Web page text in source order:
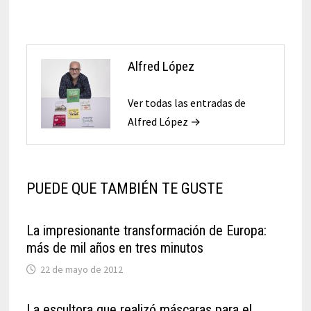
Alfred López
Ver todas las entradas de
Alfred López →
PUEDE QUE TAMBIÉN TE GUSTE
La impresionante transformación de Europa:
más de mil años en tres minutos
22 de mayo de 2012